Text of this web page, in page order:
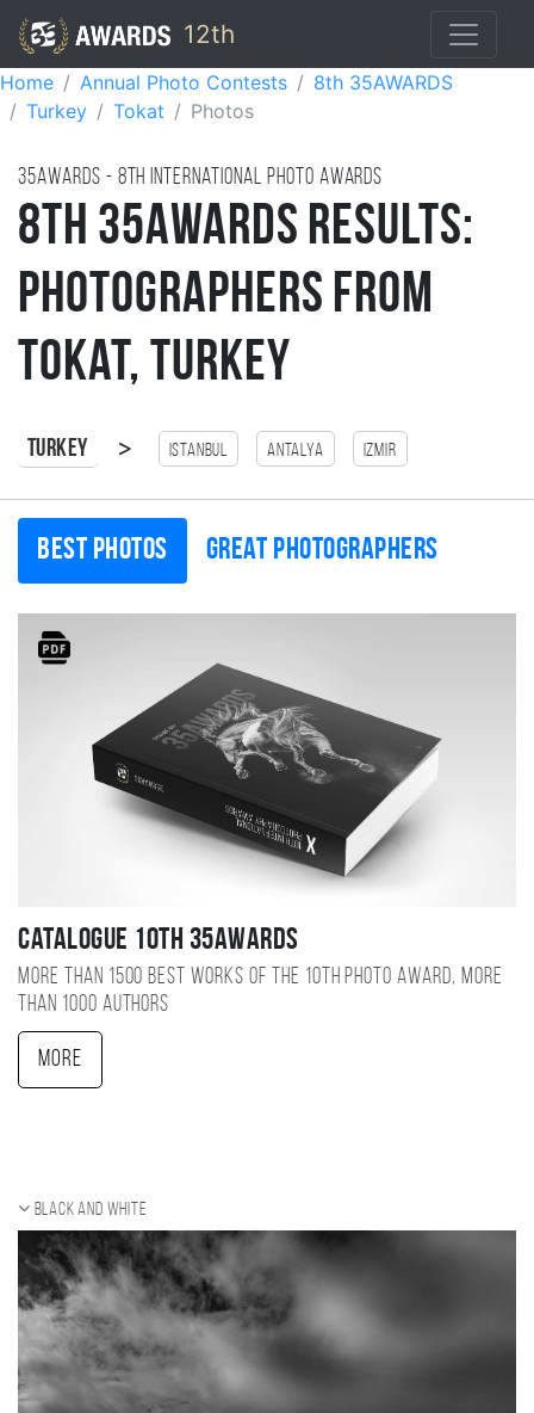
12th
Home Annual Photo Contests
8th 35AWARDS
Turkey
Tokat Photos
35AWARDS - 8TH international photo awards
8th 35AWARDS Results:
Photographers from
Tokat, Turkey
Turkey > Istanbul antalya Izmir
Best photos Great photographers
Catalogue 10TH 35AWARDS
More than 1500 best works of the 10TH photo award, more
than 1000 authors
More
Black and white